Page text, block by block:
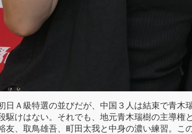
Ａ級特選の並びだが、中国３人は結束で青木
駆けはない。それでも、地元青木瑞樹の主導
友、取鳥雄吾、町田太我と中身の濃い練習。